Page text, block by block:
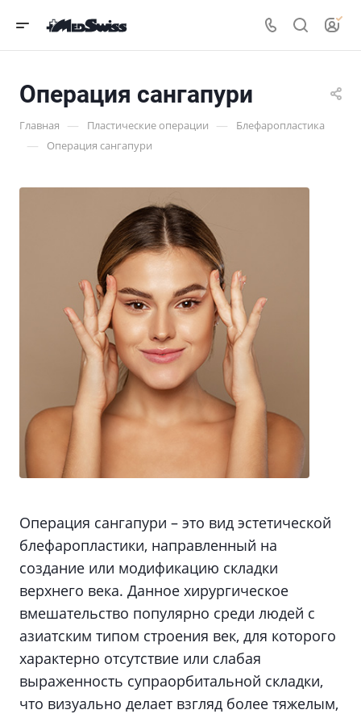
Операция сангапури
Главная — Пластические операции — Блефаропластика
— Операция сангапури
Операция сангапури – это вид эстетической
блефаропластики, направленный на
создание или модификацию складки
верхнего века. Данное хирургическое
вмешательство популярно среди людей с
азиатским типом строения век, для которого
характерно отсутствие или слабая
выраженность супраорбитальной складки,
что визуально делает взгляд более тяжелым,